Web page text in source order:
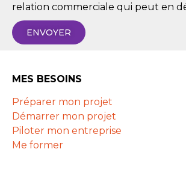
relation commerciale qui peut en
ENVOYER
MES BESOINS
Préparer mon projet
Démarrer mon projet
Piloter mon entreprise
Me former